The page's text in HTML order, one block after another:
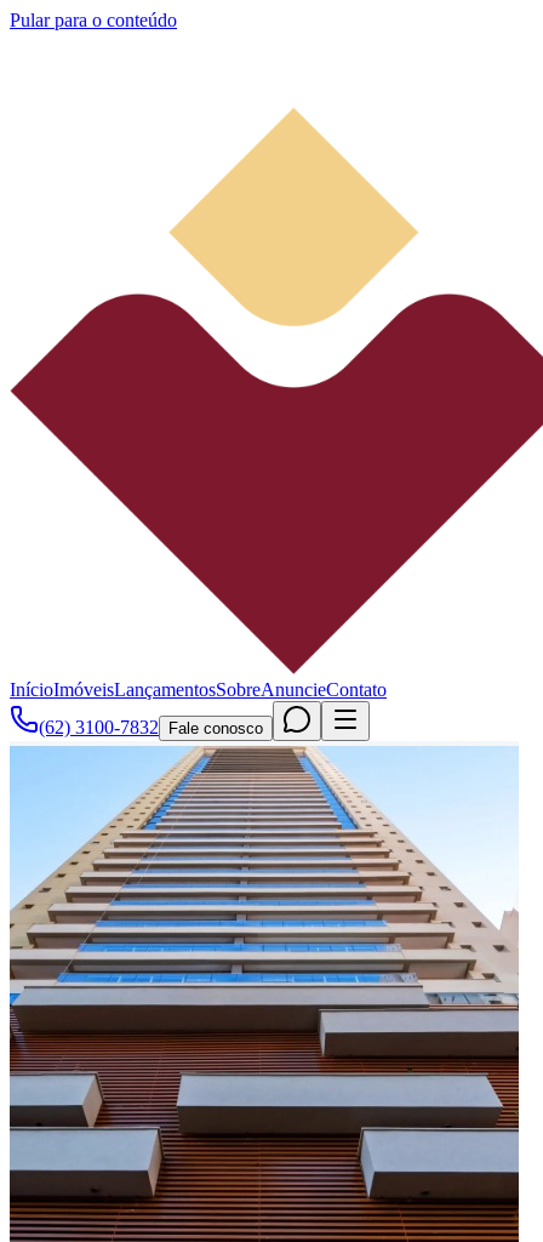
Pular para o conteúdo
InícioImóveisLançamentosSobreAnuncieContato
(62) 3100-7832
Fale conosco